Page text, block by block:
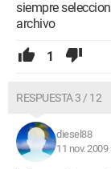
siempre
archivo
1
RESPUESTA 3 / 12
diesel88
11 nov.